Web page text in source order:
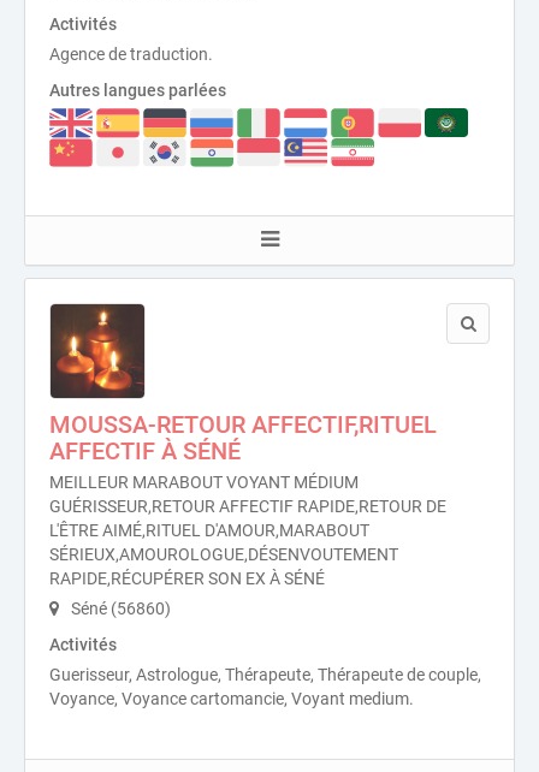
Activités
Agence de traduction.
Autres langues parlées
MOUSSA-RETOUR AFFECTIF,RITUEL
AFFECTIF À SÉNÉ
MEILLEUR MARABOUT VOYANT MÉDIUM
GUÉRISSEUR,RETOUR AFFECTIF RAPIDE,RETOUR DE
L'ÊTRE AIMÉ,RITUEL D'AMOUR,MARABOUT
SÉRIEUX,AMOUROLOGUE,DÉSENVOUTEMENT
RAPIDE,RÉCUPÉRER SON EX À SÉNÉ
Séné (56860)
Activités
Guerisseur, Astrologue, Thérapeute, Thérapeute de couple,
Voyance, Voyance cartomancie, Voyant medium.